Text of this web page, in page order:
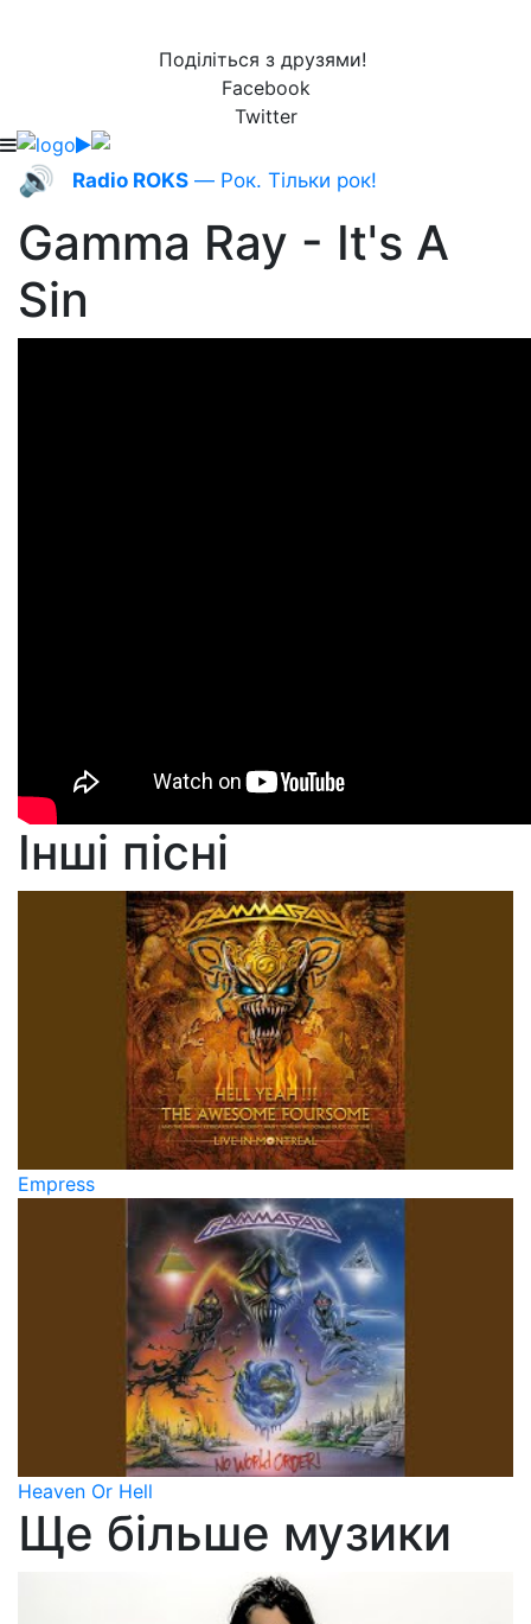
Поділіться з друзями!
Facebook
Twitter
🔊 Radio ROKS — Рок. Тільки рок!
Gamma Ray - It's A
Sin
Інші пісні
Empress
Heaven Or Hell
Ще більше музики